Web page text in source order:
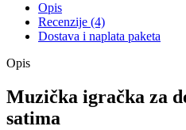
Opis
Recenzije (4)
Dostava i naplata paketa
Opis
Muzička igračka za
satima